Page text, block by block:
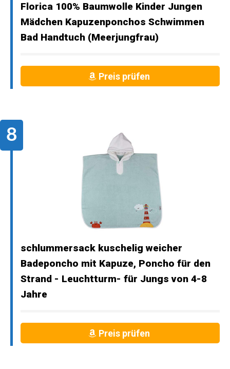
Florica 100% Baumwolle Kinder Jungen
Mädchen Kapuzenponchos Schwimmen
Bad Handtuch (Meerjungfrau)
Preis prüfen
schlummersack kuschelig weicher
Badeponcho mit Kapuze, Poncho für den
Strand - Leuchtturm- für Jungs von 4-8
Jahre
Preis prüfen